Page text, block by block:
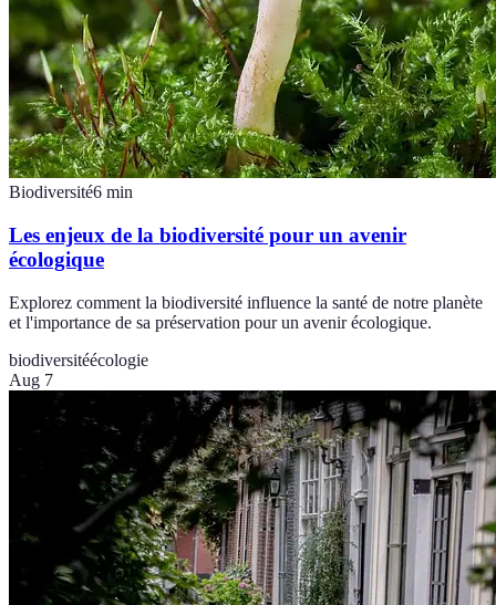
Biodiversité6 min
Les enjeux de la biodiversité pour un avenir
écologique
Explorez comment la biodiversité influence la santé de notre planète
et l'importance de sa préservation pour un avenir écologique.
biodiversitéécologie
Aug 7